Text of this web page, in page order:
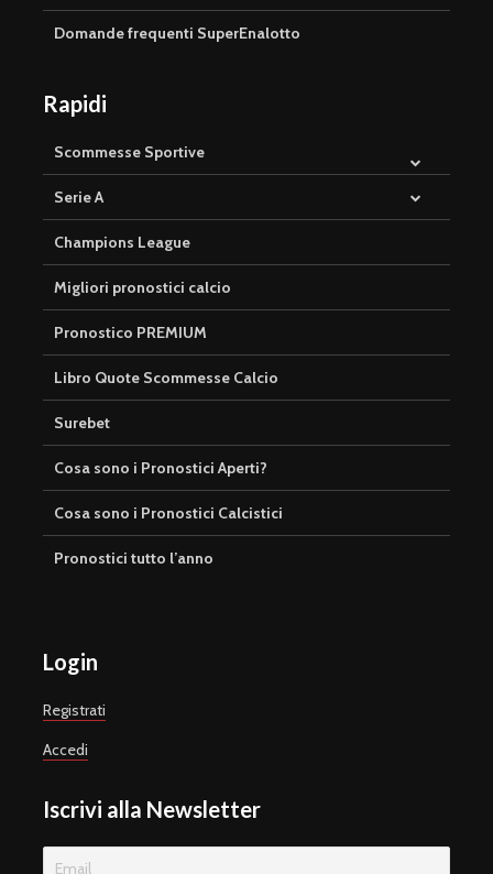
Domande frequenti SuperEnalotto
Rapidi
Scommesse Sportive
Serie A
Champions League
Migliori pronostici calcio
Pronostico PREMIUM
Libro Quote Scommesse Calcio
Surebet
Cosa sono i Pronostici Aperti?
Cosa sono i Pronostici Calcistici
Pronostici tutto l’anno
Login
Registrati
Accedi
Iscrivi alla Newsletter